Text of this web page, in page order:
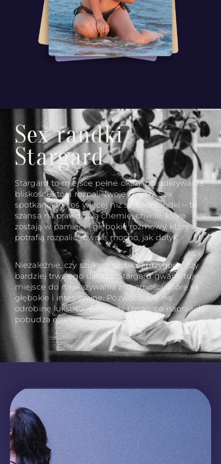
Sex randki
Stargard
Stargard to miejsce pełne okazji do odkrywania
bliskości, która rozpali Twoje zmysły. Sex
spotkania to coś więcej niż szybkie randki – to
szansa na prawdziwą chemię, chwile, które
zostają w pamięci i głębokie rozmowy, które
potrafią rozpalić równie mocno, jak dotyk.
Niezależnie, czy szukasz szybkiej przygody, czy
bardziej trwałego układu, Stargard gwarantuje
miejsce do nawiązywania znajomości, które są
głębokie i intensywne. Pozwól sobie na
odrobinę luksusu, swobody i tego, co naprawdę
pobudza emocje.